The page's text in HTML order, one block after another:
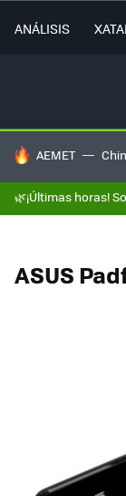
ANÁLISIS
HOY SE HABLA
AEMET
🌿¡Últimas horas!
ASUS